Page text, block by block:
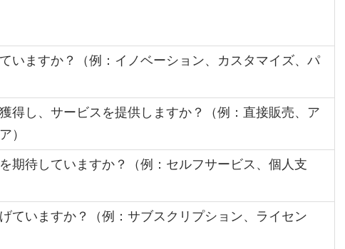
いますか？（例：イノベーション、カスタマイズ、パ
得し、サービスを提供しますか？（例：直接販売、ア
）
期待していますか？（例：セルフサービス、個人支
ていますか？（例：サブスクリプション、ライセン